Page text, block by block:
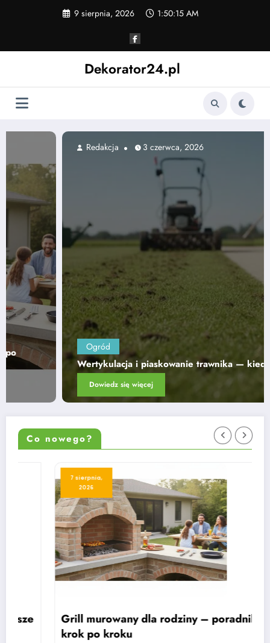
9 sierpnia, 2026 1:50:17 AM
Dekorator24.pl
Ogród
Wertykulacja i piaskowanie trawnika — kiedy i jak
Dowiedz się więcej
3 czerwca, 2026
Co nowego?
7 sierpnia,
2026
Grill murowany dla rodziny – poradnik
krok po kroku